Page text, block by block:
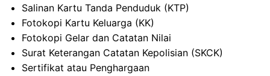
Salinan Kartu Tanda Penduduk (KTP)
Fotokopi Kartu Keluarga (KK)
Fotokopi Gelar dan Catatan Nilai
Surat Keterangan Catatan Kepolisian (SKCK)
Sertifikat atau Penghargaan